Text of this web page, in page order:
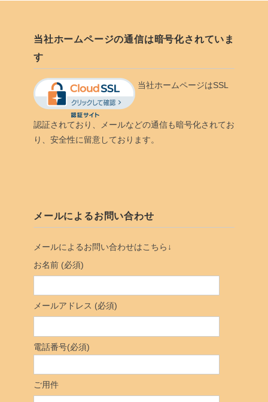
当社ホームページの通信は暗号化されていま
す
当社ホームページはSSL
認証されており、メールなどの通信も暗号化されてお
り、安全性に留意しております。
メールによるお問い合わせ
メールによるお問い合わせはこちら↓
お名前 (必須)
メールアドレス (必須)
電話番号(必須)
ご用件